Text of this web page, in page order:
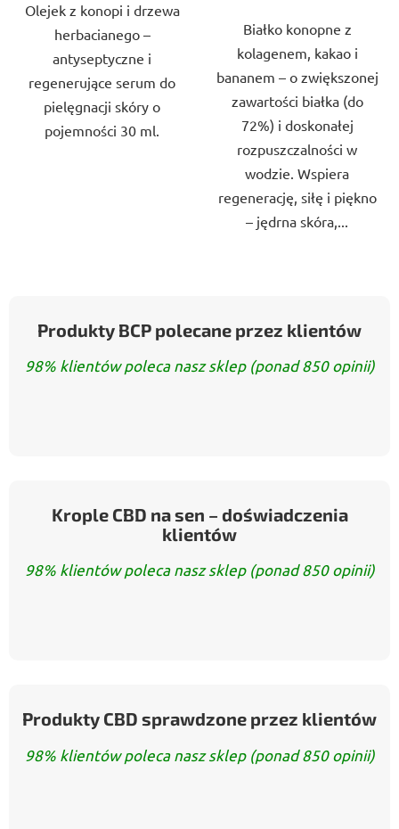
gwiazdek.
Olejek z konopi i drzewa
herbacianego –
antyseptyczne i
regenerujące serum do
pielęgnacji skóry o
pojemności 30 ml.
Białko konopne z
kolagenem, kakao i
bananem – o zwiększonej
zawartości białka (do
72%) i doskonałej
rozpuszczalności w
wodzie. Wspiera
regenerację, siłę i piękno
– jędrna skóra,...
Produkty BCP polecane przez klientów
98% klientów poleca nasz sklep (ponad 850 opinii)
Krople CBD na sen – doświadczenia
klientów
98% klientów poleca nasz sklep (ponad 850 opinii)
Produkty CBD sprawdzone przez klientów
98% klientów poleca nasz sklep (ponad 850 opinii)